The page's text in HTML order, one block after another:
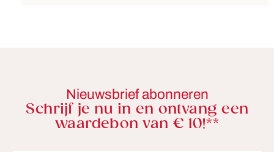
Nieuwsbrief abonneren
Schrijf je nu in en ontvang een
waardebon van € 10!**